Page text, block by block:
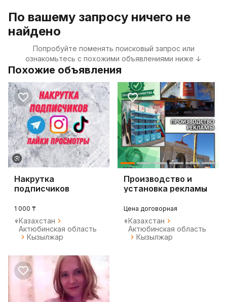
По вашему запросу ничего не
найдено
Попробуйте поменять поисковый запрос или
ознакомьтесь с похожими объявлениями ниже ↓
Похожие объявления
Накрутка
подписчиков
1 000 ₸
Казахстан
Актюбинская область
Кызылжар
Производство и
установка рекламы
Цена договорная
Казахстан
Актюбинская область
Кызылжар